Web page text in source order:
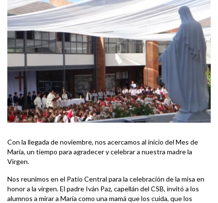
Con la llegada de noviembre, nos acercamos al inicio del Mes de
María, un tiempo para agradecer y celebrar a nuestra madre la
Virgen.
Nos reunimos en el Patio Central para la celebración de la misa en
honor a la virgen. El padre Iván Paz, capellán del CSB, invitó a los
alumnos a mirar a María como una mamá que los cuida, que los